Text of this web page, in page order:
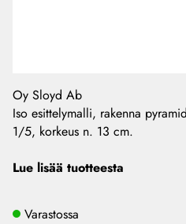
Oy Sloyd Ab
Iso esittelymalli, rakenna
1/5, korkeus n. 13 cm.
Lue lisää tuotteesta
Varastossa